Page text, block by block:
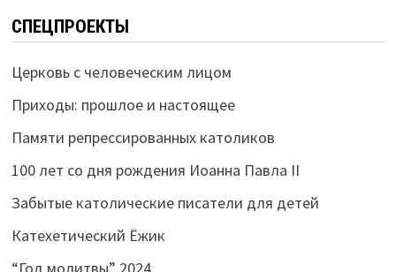
СПЕЦПРОЕКТЫ
Церковь с человеческим лицом
Приходы: прошлое и настоящее
Памяти репрессированных католиков
100 лет со дня рождения Иоанна Павла II
Забытые католические писатели для детей
Катехетический Ёжик